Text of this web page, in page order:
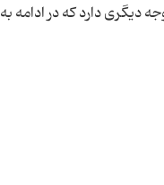
دارد که در ادامه به